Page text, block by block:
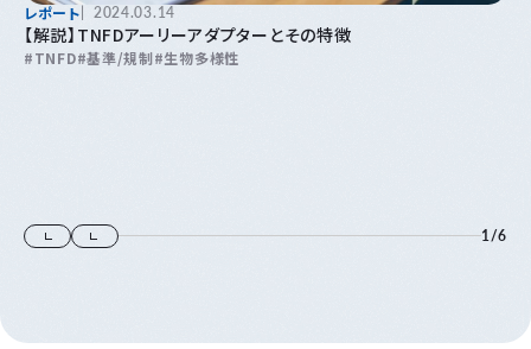
レポート 2024.03.14
【解説】TNFDアーリーアダプターとその特徴
TNFD 基準/規制 生物多様性
1/6